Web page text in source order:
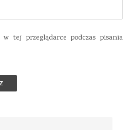
tej przeglądarce podczas pisania